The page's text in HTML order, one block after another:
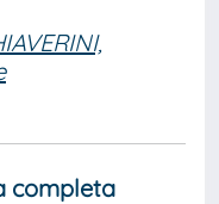
completa